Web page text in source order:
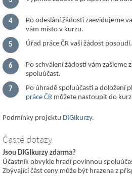
Po odeslání žádosti zaevidujeme
vám místo v kurzu.
Úřad práce ČR vaši žádost posoudí.
Po schválení žádosti vám zašleme
spoluúčast.
Po úhradě spoluúčasti a doložení
práce ČR můžete nastoupit do
Podmínky projektu DIGIkurzy.
Časté dotazy
Jsou DIGIkurzy zdarma?
Účastník obvykle hradí povinnou
Zbývající část ceny může být hrazena z